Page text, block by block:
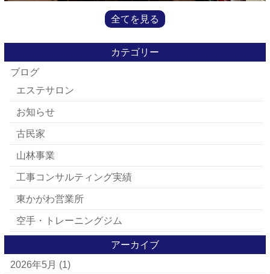
全てを見る
カテゴリー
ブログ
エステサロン
お知らせ
古民家
山林事業
工事コンサルティング実績
東かがわ営業所
空手・トレーニングジム
アーカイブ
2026年5月 (1)